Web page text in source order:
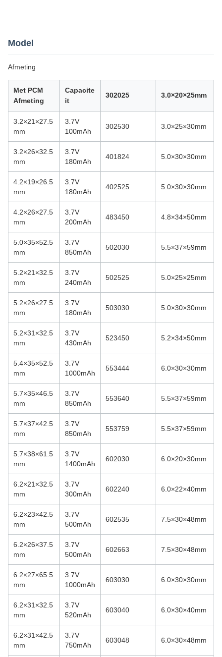
Model
Afmeting
Met PCM
Afmeting
Capacite
it
302025 3.0×20×25mm
3.2×21×27.5
mm
3.7V
100mAh
302530 3.0×25×30mm
3.2×26×32.5
mm
3.7V
180mAh
401824 5.0×30×30mm
4.2×19×26.5
mm
3.7V
180mAh
402525 5.0×30×30mm
4.2×26×27.5
mm
3.7V
200mAh
483450 4.8×34×50mm
5.0×35×52.5
mm
3.7V
850mAh
502030 5.5×37×59mm
5.2×21×32.5
mm
3.7V
240mAh
502525 5.0×25×25mm
5.2×26×27.5
mm
3.7V
180mAh
503030 5.0×30×30mm
5.2×31×32.5
mm
3.7V
430mAh
523450 5.2×34×50mm
5.4×35×52.5
mm
3.7V
1000mAh
553444 6.0×30×30mm
5.7×35×46.5
mm
3.7V
850mAh
553640 5.5×37×59mm
5.7×37×42.5
mm
3.7V
850mAh
553759 5.5×37×59mm
5.7×38×61.5
mm
3.7V
1400mAh
602030 6.0×20×30mm
6.2×21×32.5
mm
3.7V
300mAh
602240 6.0×22×40mm
6.2×23×42.5
mm
3.7V
500mAh
602535 7.5×30×48mm
6.2×26×37.5
mm
3.7V
500mAh
602663 7.5×30×48mm
6.2×27×65.5
mm
3.7V
1000mAh
603030 6.0×30×30mm
6.2×31×32.5
mm
3.7V
520mAh
603040 6.0×30×40mm
6.2×31×42.5
mm
3.7V
750mAh
603048 6.0×30×48mm